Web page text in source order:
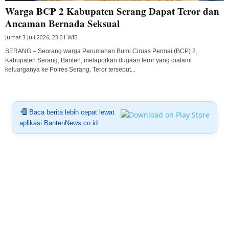
Warga BCP 2 Kabupaten Serang Dapat Teror dan
Ancaman Bernada Seksual
Jumat 3 Juli 2026, 23:01 WIB
SERANG – Seorang warga Perumahan Bumi Ciruas Permai (BCP) 2,
Kabupaten Serang, Banten, melaporkan dugaan teror yang dialami
keluarganya ke Polres Serang. Teror tersebut...
Baca berita lebih cepat lewat
aplikasi BantenNews.co.id